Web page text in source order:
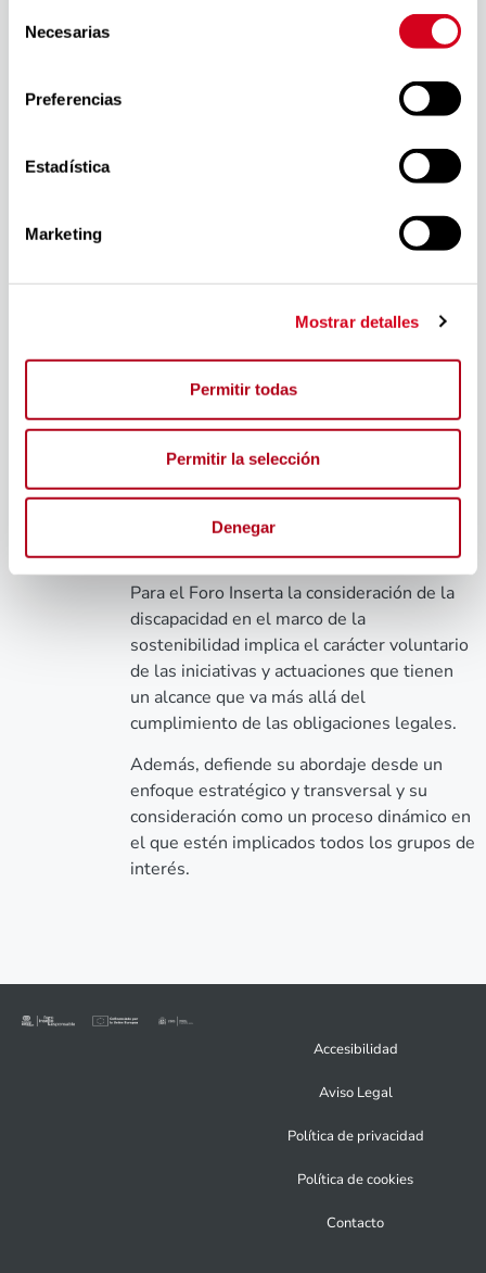
Necesarias
Preferencias
Estadística
Marketing
Mostrar detalles
Permitir todas
Permitir la selección
Denegar
la perspectiva social, medioambiental y de
buen gobierno. Todo ello, más allá de su
la inclusión, la igualdad de oportunidades y
la no discriminación de las personas con
discapacidad. En este ámbito, trabaja con un
doble enfoque: el desempeño responsable
impulso necesario de la dimensión de la
discapacidad en las agendas y estrategias
sostenibilidad afecta transversalmente a la
política de la empresa, incluyendo
compromisos, actuaciones y prácticas que
trascienden la mera acción social y puede
ser aplicable a los diferentes ámbitos como
el gobierno, política de inversión,
transparencia, recursos humanos,
relaciones con clientes y proveedores, etc.
Para el Foro Inserta la consideración de la
discapacidad en el marco de la
sostenibilidad implica el carácter voluntario
de las iniciativas y actuaciones que tienen
un alcance que va más allá del
cumplimiento de las obligaciones legales.
Además, defiende su abordaje desde un
enfoque estratégico y transversal y su
consideración como un proceso dinámico en
el que estén implicados todos los grupos de
interés.
Accesibilidad
Aviso Legal
Política de privacidad
Política de cookies
Contacto